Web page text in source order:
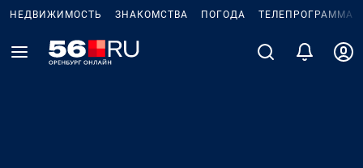
НЕДВИЖИМОСТЬ ЗНАКОМСТВА ПОГОДА ТЕЛЕПРОГРАММА